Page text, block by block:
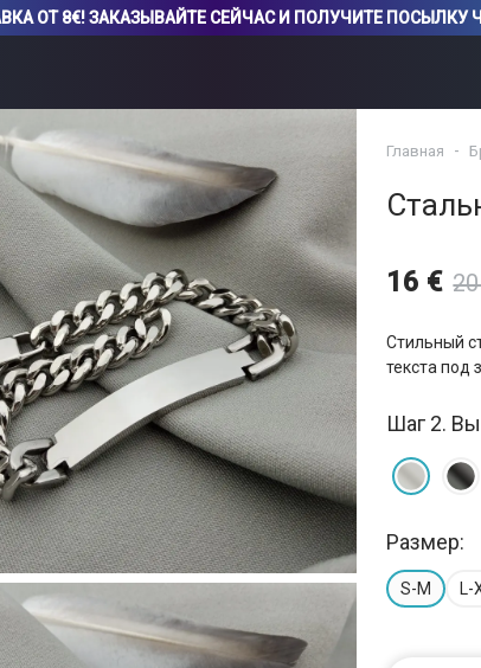
ОТ 8€! ЗАКАЗЫВАЙТЕ СЕЙЧАС И ПОЛУЧИТЕ ПОСЫЛКУ
Главная
16 €
Стильный
текста под
Шаг 2.
Размер:
S-M L-